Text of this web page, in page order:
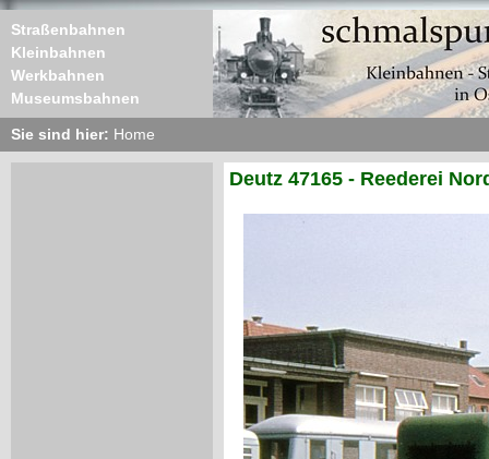
Straßenbahnen
Kleinbahnen
Werkbahnen
Museumsbahnen
Sie sind hier: Home
Deutz 47165 - Reederei